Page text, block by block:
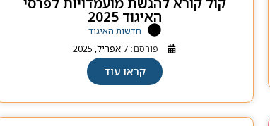
האיגוד 2025
חדשות האיגוד
פורסם: 7 אפריל, 2025
קראו עוד